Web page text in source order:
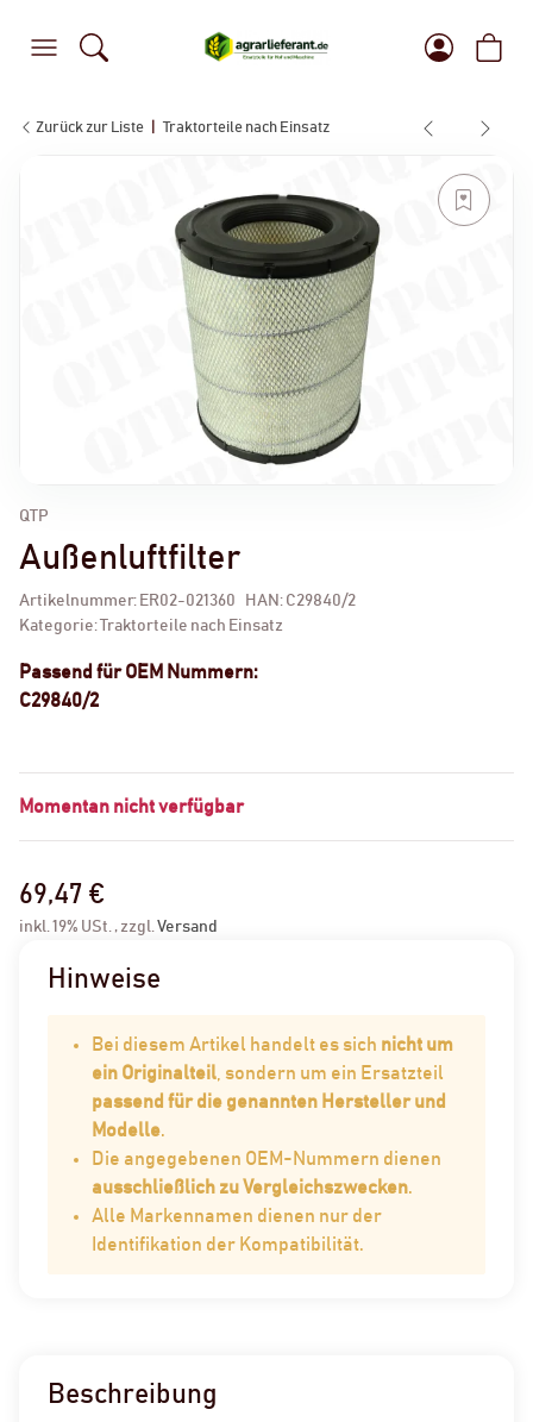
Zurück zur Liste Traktorteile nach Einsatz
QTP
Außenluftfilter
Artikelnummer: ER02-021360 HAN: C29840/2
Kategorie:
Traktorteile nach Einsatz
Passend für OEM Nummern:
C29840/2
Momentan nicht verfügbar
69,47 €
inkl. 19% USt. , zzgl.Versand
Hinweise
Bei diesem Artikel handelt es sich nicht um
ein Originalteil , sondern um ein Ersatzteil
passend für die genannten Hersteller und
Modelle.
Die angegebenen OEM-Nummern dienen
ausschließlich zu Vergleichszwecken.
Alle Markennamen dienen nur der
Identifikation der Kompatibilität.
Beschreibung